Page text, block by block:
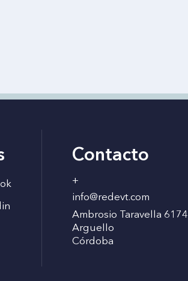
Contacto
+
info@redevt.com
Ambrosio Taravella 6174
Arguello
Córdoba